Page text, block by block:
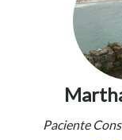
Paciente